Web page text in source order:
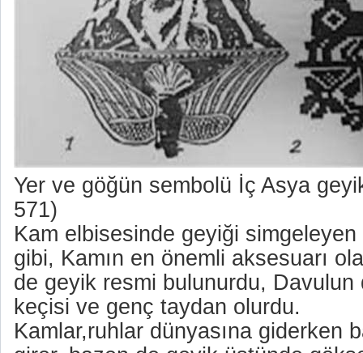
Yer ve göğün sembolü İç Asya
571)
Kam elbisesinde geyiği
gibi, Kamın en önemli aksesuarı
de geyik resmi bulunurdu,
keçisi ve genç taydan olurdu.
Kamlar,ruhlar dünyasına giderken